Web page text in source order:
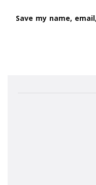
Save my name,